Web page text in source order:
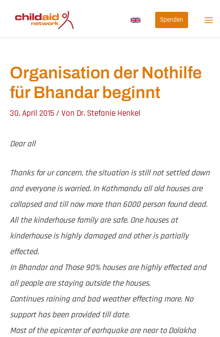
Inhalt
springen
Spenden
Organisation der Nothilfe
für Bhandar beginnt
30. April 2015 / Von Dr. Stefanie Henkel
Dear all
Thanks for ur concern, the situation is still not settled down
and everyone is worried. In Kathmandu all old houses are
collapsed and till now more than 6000 person found dead.
All the kinderhouse family are safe. One houses at
kinderhouse is highly damaged and other is partially
effected.
In Bhandar and Those 90% houses are highly effected and
all people are staying outside the houses.
Continues raining and bad weather effecting more. No
support has been provided till date.
Most of the epicenter of earhquake are near to Dolakha